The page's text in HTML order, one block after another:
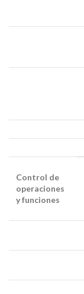
Control de
operaciones
y funciones